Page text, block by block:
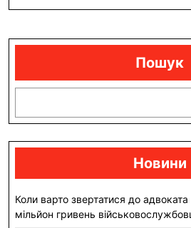
Пошук
Новини
Коли варто звертатися до
мільйон гривень